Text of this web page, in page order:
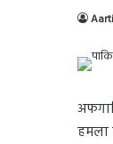
हमला